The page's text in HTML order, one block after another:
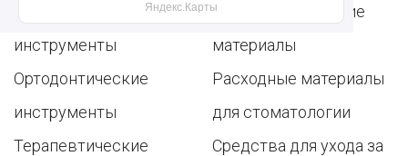
Яндекс.Карты
Пародонтологические
инструменты
Ортодонтические
инструменты
Терапевтические
Стоматологические
материалы
Расходные материалы
для стоматологии
Средства для ухода за